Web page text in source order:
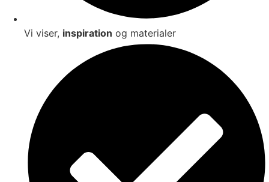
Vi viser, inspiration og materialer